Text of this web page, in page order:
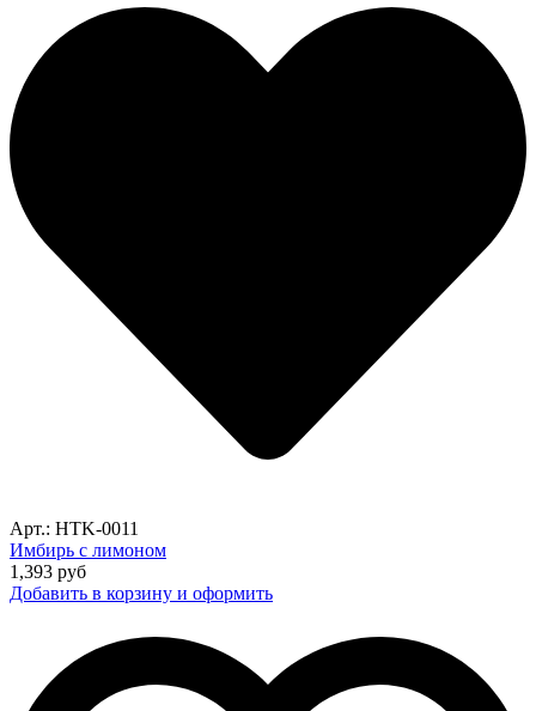
Арт.: HTK-0011
Имбирь с лимоном
1,393 руб
Добавить в корзину и оформить